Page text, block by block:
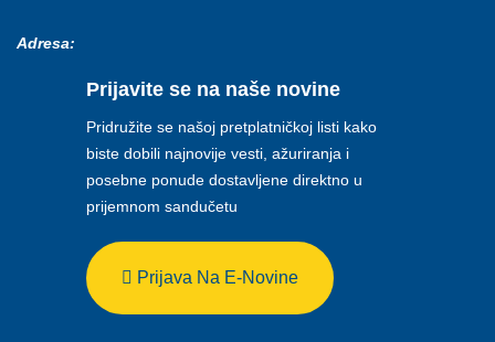
Adresa:
Prijavite se na naše novine
Pridružite se našoj pretplatničkoj listi kako
biste dobili najnovije vesti, ažuriranja i
posebne ponude dostavljene direktno u
prijemnom sandučetu
Prijava Na E-Novine